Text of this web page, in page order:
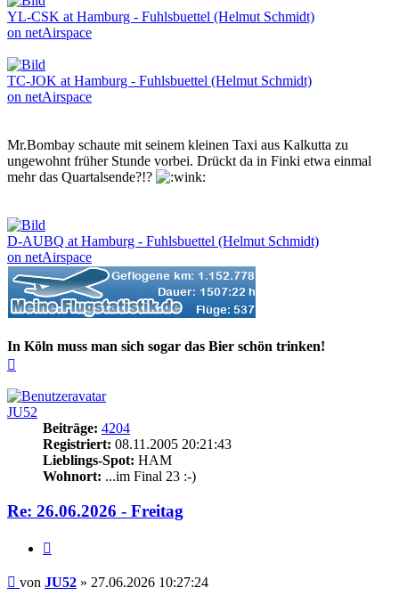
YL-CSK at Hamburg - Fuhlsbuettel (Helmut Schmidt)
on netAirspace
TC-JOK at Hamburg - Fuhlsbuettel (Helmut Schmidt)
on netAirspace
Mr.Bombay schaute mit seinem kleinen Taxi aus Kalkutta zu
ungewohnt früher Stunde vorbei. Drückt da in Finki etwa einmal
mehr das Quartalsende?!?
D-AUBQ at Hamburg - Fuhlsbuettel (Helmut Schmidt)
on netAirspace
In Köln muss man sich sogar das Bier schön trinken!
JU52
Beiträge: 4204
Registriert: 08.11.2005 20:21:43
Lieblings-Spot: HAM
Wohnort: ...im Final 23 :-)
Re: 26.06.2026 - Freitag
Beitrag
von JU52 » 27.06.2026 10:27:24